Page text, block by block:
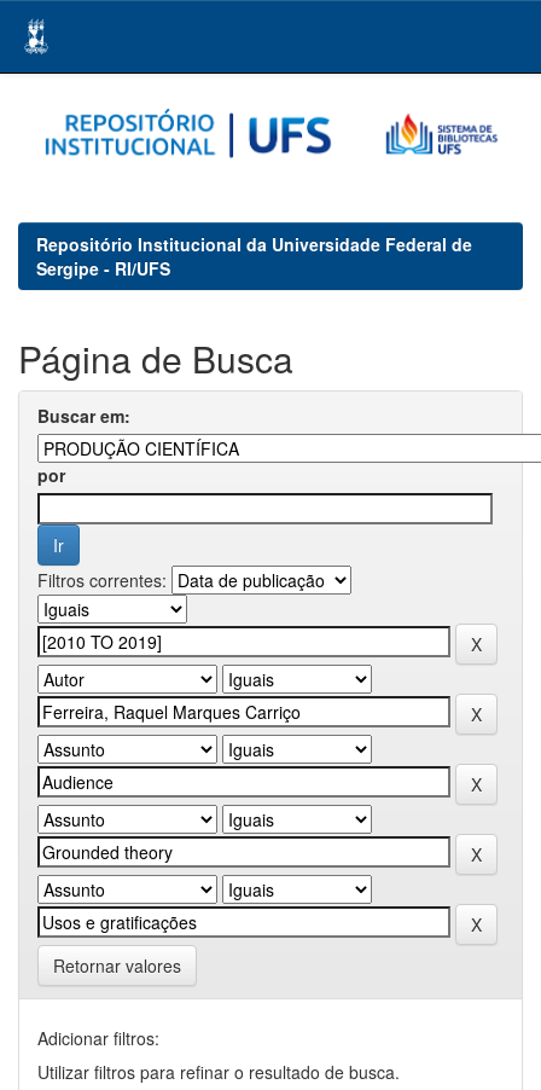
navigation
Repositório Institucional da Universidade Federal de
Sergipe - RI/UFS
Página de Busca
Buscar em:
por
Filtros correntes:
Retornar valores
Adicionar filtros:
Utilizar filtros para refinar o resultado de busca.